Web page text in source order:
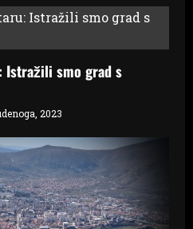
Istražili smo grad s
2023